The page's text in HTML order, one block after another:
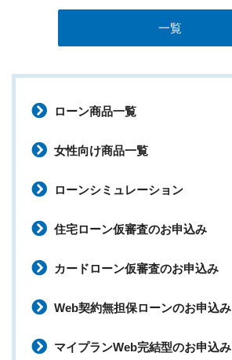
一覧
ローン商品一覧
女性向け商品一覧
ローンシミュレーション
住宅ローン仮審査のお申込み
カードローン仮審査のお申込み
Web契約無担保ローンのお申込み
マイプランWeb完結型のお申込み